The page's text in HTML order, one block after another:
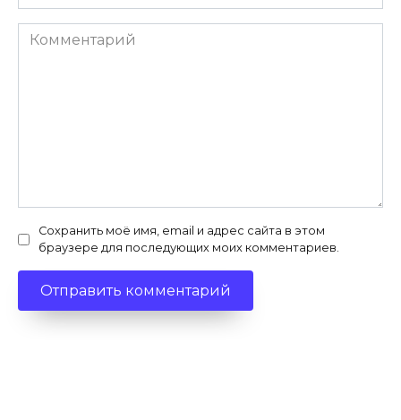
Комментарий
Сохранить моё имя, email и адрес сайта в этом
браузере для последующих моих комментариев.